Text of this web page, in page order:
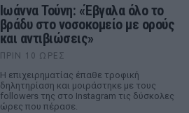
Ιωάννα Τούνη: «Έβγαλα όλο το
βράδυ στο νοσοκομείο με ορούς
και αντιβιώσεις»
ΠΡΙΝ 10 ΏΡΕΣ
Η επιχειρηματίας έπαθε τροφική
δηλητηρίαση και μοιράστηκε με τους
followers της στο Instagram τις δύσκολες
ώρες που πέρασε.